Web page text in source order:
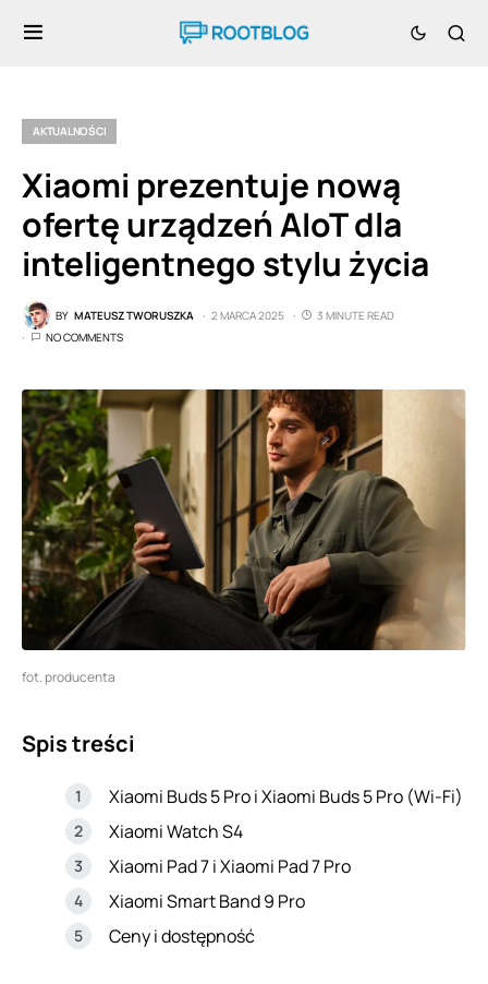
AKTUALNOŚCI
Xiaomi prezentuje nową
ofertę urządzeń AIoT dla
inteligentnego stylu życia
BY MATEUSZ TWORUSZKA 2 MARCA 2025
3 MINUTE READ
NO COMMENTS
fot. producenta
Spis treści
Xiaomi Buds 5 Pro i Xiaomi Buds 5 Pro (Wi-Fi)
Xiaomi Watch S4
Xiaomi Pad 7 i Xiaomi Pad 7 Pro
Xiaomi Smart Band 9 Pro
Ceny i dostępność